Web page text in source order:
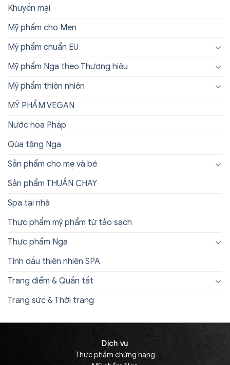
Khuyến mại
Mỹ phẩm cho Men
Mỹ phẩm chuẩn EU
Mỹ phẩm Nga theo Thương hiệu
Mỹ phẩm thiên nhiên
MỸ PHẨM VEGAN
Nước hoa Pháp
Qùa tặng Nga
Sản phẩm cho mẹ và bé
Sản phẩm THUẦN CHAY
Spa tại nhà
Thực phẩm mỹ phẩm từ tảo sạch
Thực phẩm Nga
Tinh dầu thiên nhiên SPA
Trang điểm & Quần tất
Trang sức & Thời trang
Dịch vụ
Thực phẩm chứng năng